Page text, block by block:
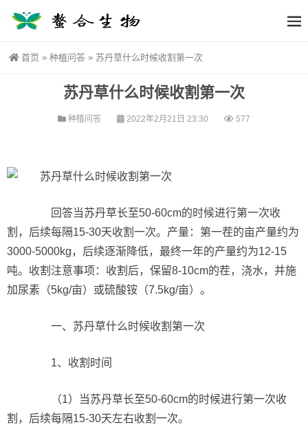
首页 » 种植问答 » 苏丹草什么时候收割第一次
苏丹草什么时候收割第一次
种植问答 2022年2月21日 23:30 577
回答当苏丹草长至50-60cm的时候进行第一次收
割，后续每隔15-30天收割一次。产量：第一茬的亩产量约为
3000-5000kg，后续逐渐降低，最终一年的产量约为12-15
吨。收割注意事项：收割后，保留8-10cm的茬，浇水，并施
加尿素（5kg/亩）或硫酸铵（7.5kg/亩）。
一、苏丹草什么时候收割第一次
1、收割时间
（1）当苏丹草长至50-60cm的时候进行第一次收
割，后续每隔15-30天左右收割一次。